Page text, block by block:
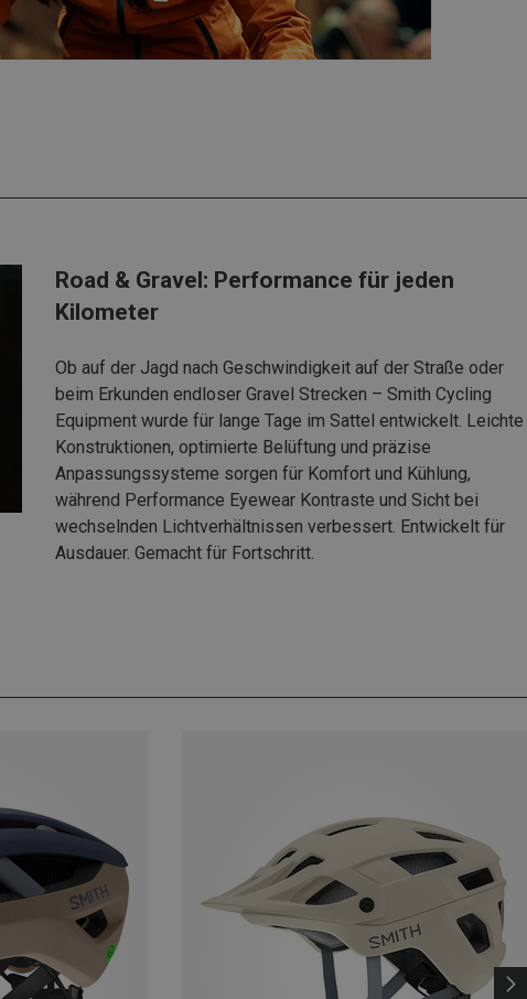
Road & Gravel: Performance für jeden
Kilometer
Ob auf der Jagd nach Geschwindigkeit auf der Straße oder
beim Erkunden endloser Gravel Strecken – Smith Cycling
Equipment wurde für lange Tage im Sattel entwickelt. Leichte
Konstruktionen, optimierte Belüftung und präzise
Anpassungssysteme sorgen für Komfort und Kühlung,
während Performance Eyewear Kontraste und Sicht bei
wechselnden Lichtverhältnissen verbessert. Entwickelt für
Ausdauer. Gemacht für Fortschritt.